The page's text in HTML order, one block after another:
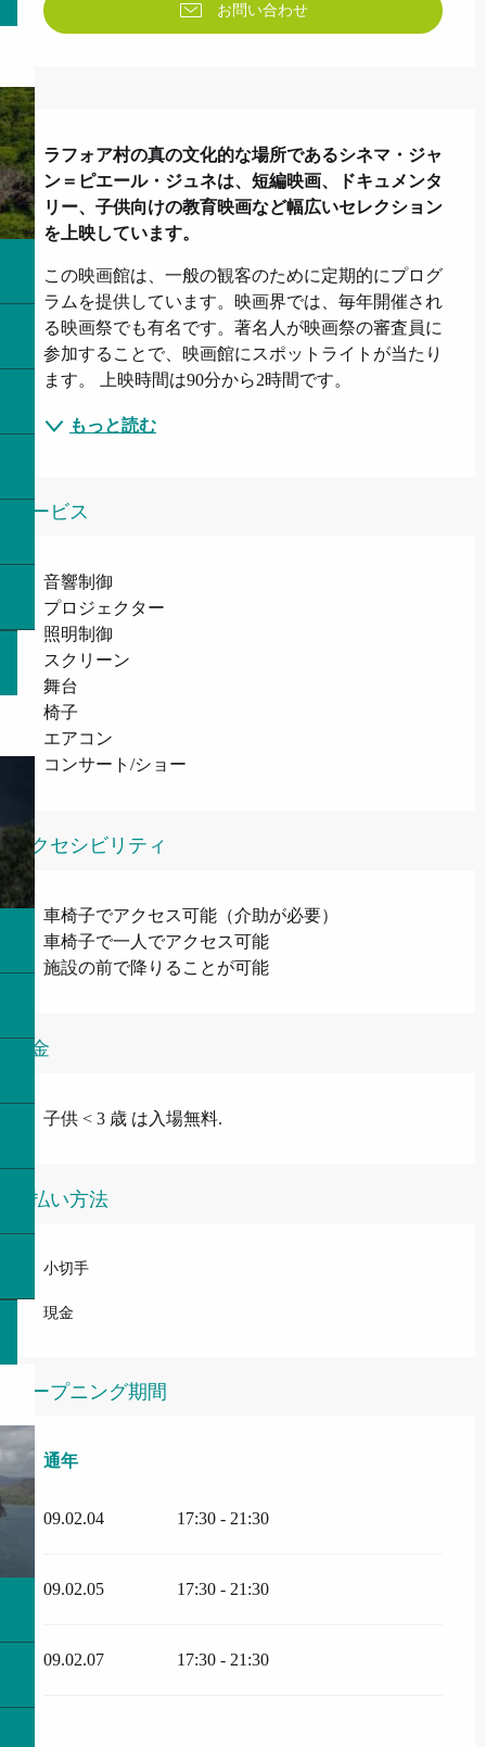
お問い合わせ
説明
ラフォア村の真の文化的な場所であるシネマ・ジャ
ン＝ピエール・ジュネは、短編映画、ドキュメンタ
リー、子供向けの教育映画など幅広いセレクション
を上映しています。
この映画館は、一般の観客のために定期的にプログ
ラムを提供しています。映画界では、毎年開催され
る映画祭でも有名です。著名人が映画祭の審査員に
参加することで、映画館にスポットライトが当たり
ます。 上映時間は90分から2時間です。
もっと読む
サービス
音響制御
プロジェクター
照明制御
スクリーン
舞台
椅子
エアコン
コンサート/ショー
アクセシビリティ
車椅子でアクセス可能（介助が必要）
車椅子で一人でアクセス可能
施設の前で降りることが可能
料金
子供 < 3 歳 は入場無料.
支払い方法
小切手
現金
オープニング期間
通年
通年
09.02.04 17:30 - 21:30
09.02.05 17:30 - 21:30
09.02.07 17:30 - 21:30